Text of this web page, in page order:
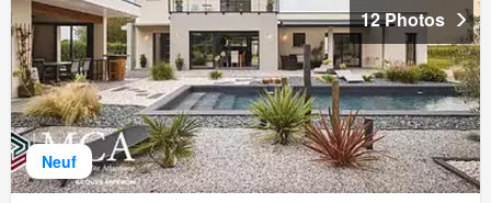
Neuf
12 Photos